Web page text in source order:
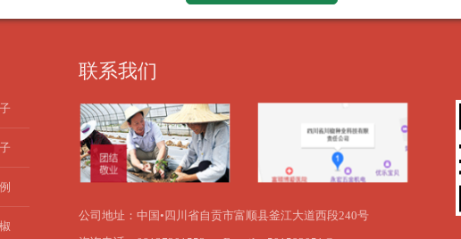
联系我们
公司地址：中国•四川省自贡市富顺县釜江大道西段240号